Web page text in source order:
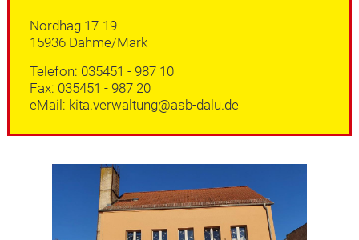
Nordhag 17-19
15936 Dahme/Mark
Telefon: 035451 - 987 10
Fax: 035451 - 987 20
eMail: kita.verwaltung@asb-dalu.de